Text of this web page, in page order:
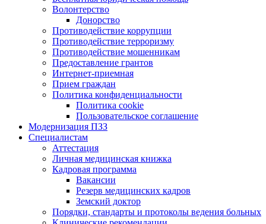
Волонтерство
Донорство
Противодействие коррупции
Противодействие терроризму
Противодействие мошенникам
Предоставление грантов
Интернет-приемная
Прием граждан
Политика конфиденциальности
Политика cookie
Пользовательское соглашение
Модернизация ПЗЗ
Специалистам
Аттестация
Личная медицинская книжка
Кадровая программа
Вакансии
Резерв медицинских кадров
Земский доктор
Порядки, стандарты и протоколы ведения больных